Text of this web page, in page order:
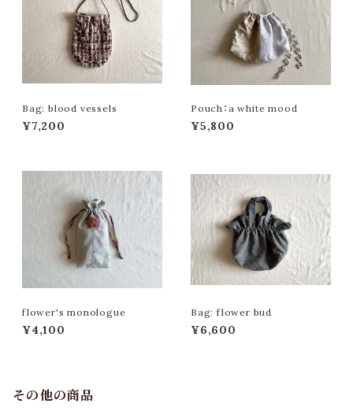
Bag: blood vessels
¥7,200
Pouch：a white mood
¥5,800
flower's monologue
¥4,100
Bag: flower bud
¥6,600
その他の商品